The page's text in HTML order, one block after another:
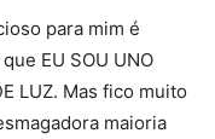
para mim é
EU SOU UNO
LUZ. Mas fico muito
maioria